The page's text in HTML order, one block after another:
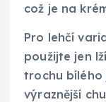
což je na
Pro lehčí
použijte jen
trochu bílého
výraznější